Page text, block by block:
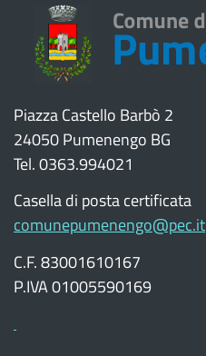
Piazza Castello Barbò 2
24050 Pumenengo BG
Tel. 0363.994021
Casella di posta certificata
comunepumenengo@pec.it
C.F. 83001610167
P.IVA 01005590169